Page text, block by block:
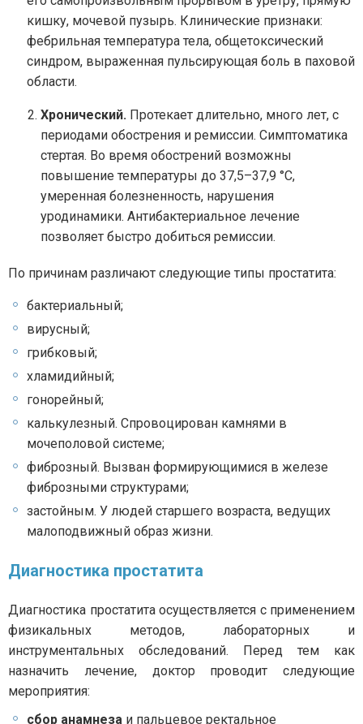
кишку, мочевой пузырь. Клинические признаки:
фебрильная температура тела, общетоксический
синдром, выраженная пульсирующая боль в паховой
области.
Хронический. Протекает длительно, много лет, с
периодами обострения и ремиссии. Симптоматика
стертая. Во время обострений возможны
повышение температуры до 37,5–37,9 °C,
умеренная болезненность, нарушения
уродинамики. Антибактериальное лечение
позволяет быстро добиться ремиссии.
По причинам различают следующие типы простатита:
бактериальный;
вирусный;
грибковый;
хламидийный;
гонорейный;
калькулезный. Спровоцирован камнями в
мочеполовой системе;
фиброзный. Вызван формирующимися в железе
фиброзными структурами;
застойным. У людей старшего возраста, ведущих
малоподвижный образ жизни.
Диагностика простатита
Диагностика простатита осуществляется с применением
физикальных методов, лабораторных и
инструментальных обследований. Перед тем как
назначить лечение, доктор проводит следующие
мероприятия:
сбор анамнеза и пальцевое ректальное